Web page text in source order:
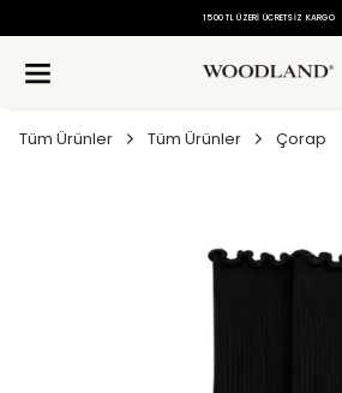
1500 TL ÜZERI ÜCRETSIZ KARGO
Tüm Ürünler Tüm Ürünler Çorap